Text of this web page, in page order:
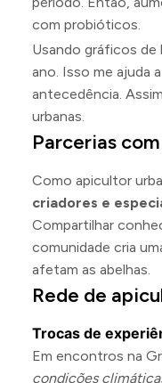
com probióticos.
Usando gráficos de
ano. Isso me ajuda
antecedência.
urbanas.
Parcerias
Como apicultor
criadores e
Compartilhar
comunidade cria
afetam as abelhas.
Rede de
Trocas de
Em encontros na
condições